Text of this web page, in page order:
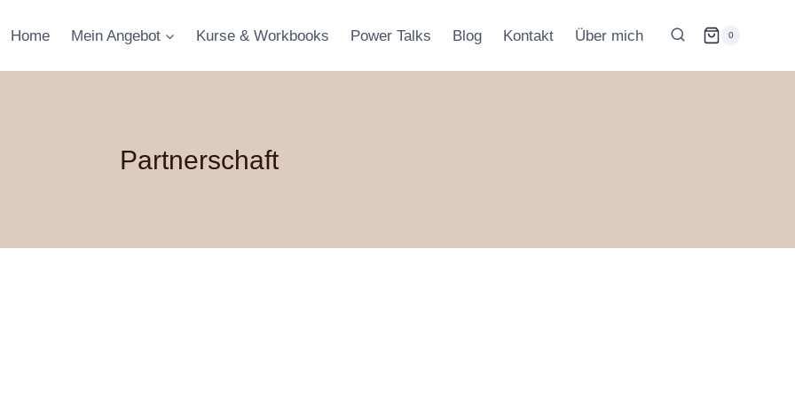
Home Mein Angebot Kurse & Workbooks Power Talks Blog Kontakt Über mich 0
Partnerschaft